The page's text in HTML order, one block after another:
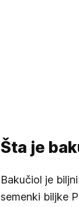
Šta je
Bakučiol je
semenki biljke